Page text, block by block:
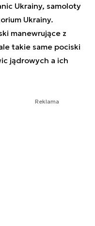
Ukrainy, samoloty
Ukrainy.
manewrujące z
takie same pociski
jądrowych a ich
Reklama